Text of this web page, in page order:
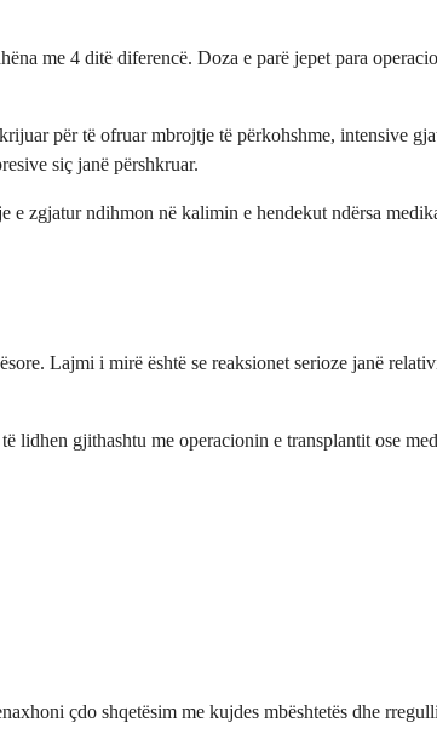
me 4 ditë diferencë. Doza e parë jepet para
për të ofruar mbrojtje të përkohshme, intensive
siç janë përshkruar.
zgjatur ndihmon në kalimin e hendekut ndërsa
Lajmi i mirë është se reaksionet serioze janë
lidhen gjithashtu me operacionin e transplantit ose
çdo shqetësim me kujdes mbështetës dhe